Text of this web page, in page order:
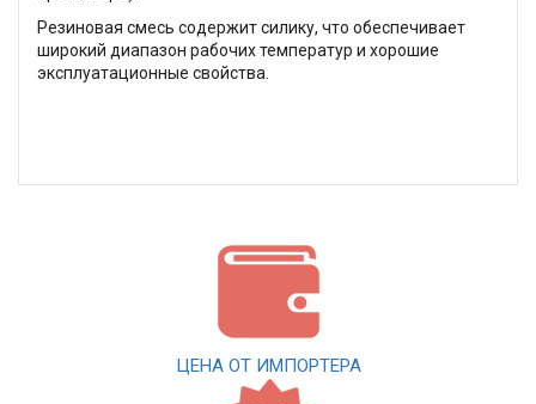
Резиновая смесь содержит силику, что обеспечивает
широкий диапазон рабочих температур и хорошие
эксплуатационные свойства.
ЦЕНА ОТ ИМПОРТЕРА